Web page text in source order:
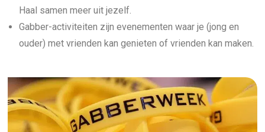
Haal samen meer uit jezelf.
Gabber-activiteiten zijn evenementen waar je (jong en
ouder) met vrienden kan genieten of vrienden kan maken.